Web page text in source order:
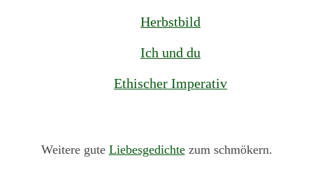
Herbstbild
Ich und du
Ethischer Imperativ
Weitere gute Liebesgedichtezum schmökern.